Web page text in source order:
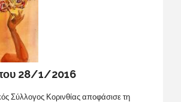
28/1/2016
Σύλλογος Κορινθίας αποφάσισε τη